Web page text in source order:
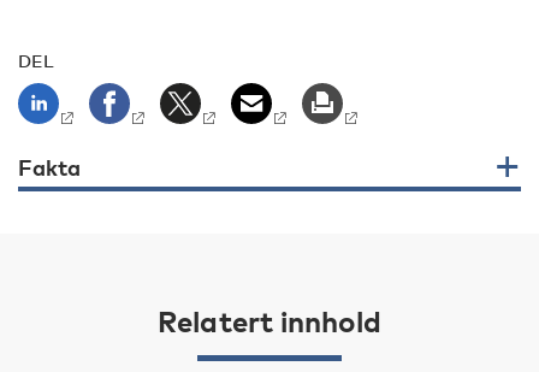
DEL
Fakta
Relatert innhold